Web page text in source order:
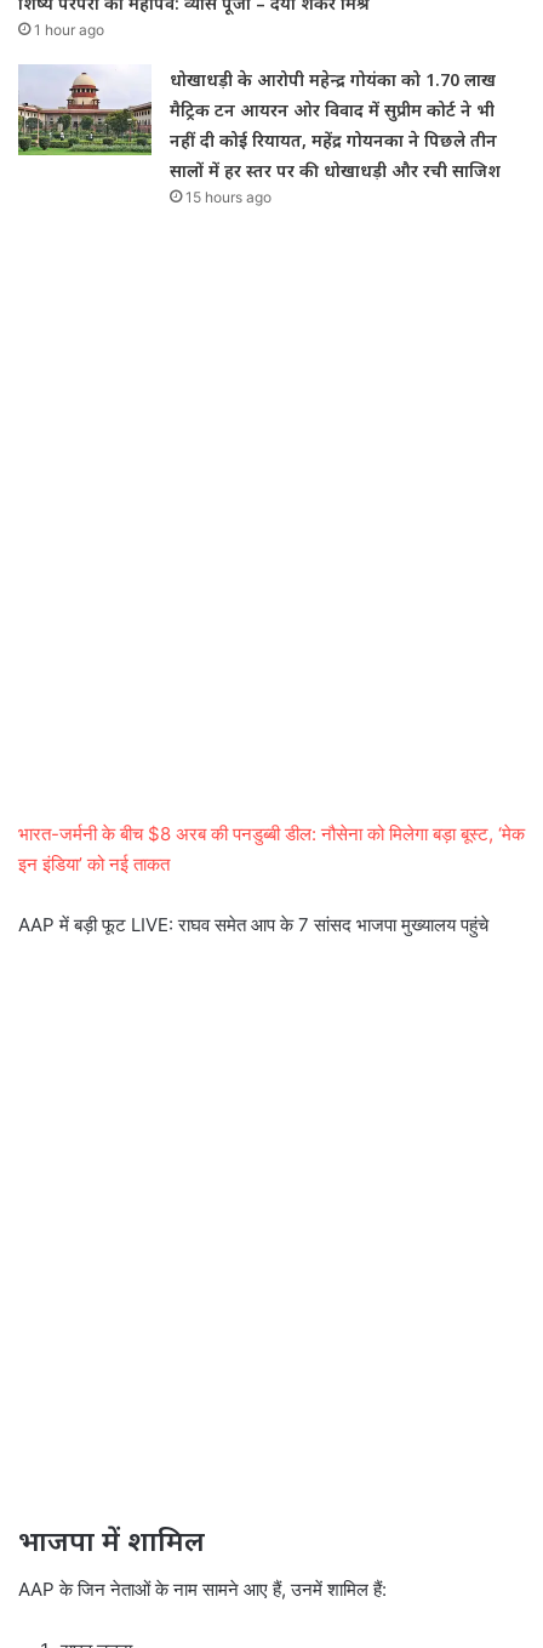
1 hour ago
धोखाधड़ी के आरोपी महेन्द्र गोयंका को 1.70 लाख
मैट्रिक टन आयरन ओर विवाद में सुप्रीम कोर्ट ने भी
नहीं दी कोई रियायत, महेंद्र गोयनका ने पिछले तीन
सालों में हर स्तर पर की धोखाधड़ी और रची साजिश
15 hours ago
भारत-जर्मनी के बीच $8 अरब की पनडुब्बी डील: नौसेना को मिलेगा बड़ा बूस्ट, ‘मेक
इन इंडिया’ को नई ताकत
AAP में बड़ी फूट LIVE: राघव समेत आप के 7 सांसद भाजपा मुख्यालय पहुंचे
भाजपा में शामिल
AAP के जिन नेताओं के नाम सामने आए हैं, उनमें शामिल हैं: